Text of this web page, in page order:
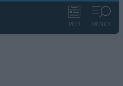
ΡΟΗ ΜΕΝΟΥ